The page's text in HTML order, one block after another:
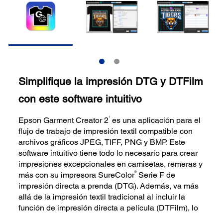
Simplifique la impresión DTG y DTFilm
con este software intuitivo
Epson Garment Creator 21 es una aplicación para el
flujo de trabajo de impresión textil compatible con
archivos gráficos JPEG, TIFF, PNG y BMP. Este
software intuitivo tiene todo lo necesario para crear
impresiones excepcionales en camisetas, remeras y
más con su impresora SureColor®Serie F de
impresión directa a prenda (DTG). Además, va más
allá de la impresión textil tradicional al incluir la
función de impresión directa a película (DTFilm), lo